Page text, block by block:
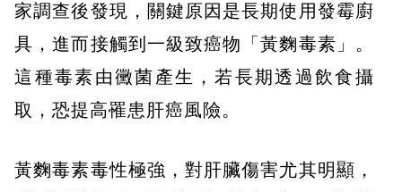
家調查後發現，關鍵原因是長期使用發霉廚
具，進而接觸到一級致癌物「黃麴毒素」。
這種毒素由黴菌產生，若長期透過飲食攝
取，恐提高罹患肝癌風險。
黃麴毒素毒性極強，對肝臟傷害尤其明顯，